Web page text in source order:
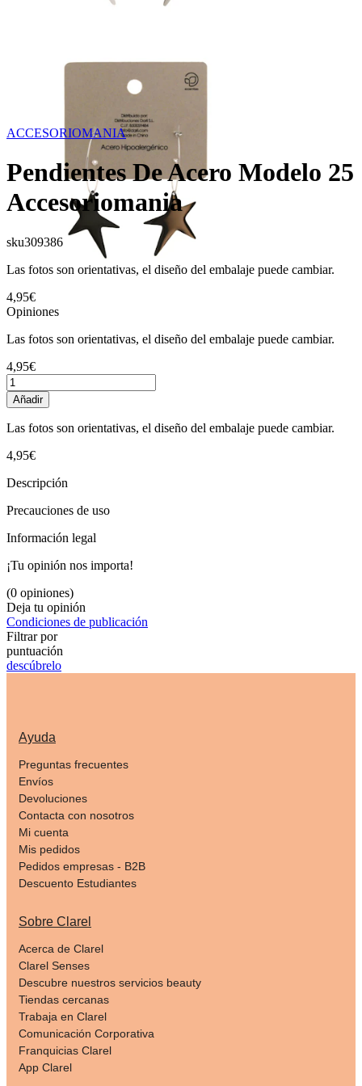
ACCESORIOMANIA
Pendientes De Acero Modelo 25
Accesoriomania
sku309386
Las fotos son orientativas, el diseño del embalaje puede cambiar.
4,95€
Opiniones
Las fotos son orientativas, el diseño del embalaje puede cambiar.
4,95€
Añadir
Las fotos son orientativas, el diseño del embalaje puede cambiar.
4,95€
Descripción
Precauciones de uso
Información legal
¡Tu opinión nos importa!
(0 opiniones)
Deja tu opinión
Condiciones de publicación
Filtrar por
puntuación
descúbrelo
Ayuda
Preguntas frecuentes
Envíos
Devoluciones
Contacta con nosotros
Mi cuenta
Mis pedidos
Pedidos empresas - B2B
Descuento Estudiantes
Sobre Clarel
Acerca de Clarel
Clarel Senses
Descubre nuestros servicios beauty
Tiendas cercanas
Trabaja en Clarel
Comunicación Corporativa
Franquicias Clarel
App Clarel